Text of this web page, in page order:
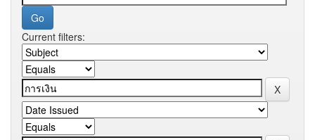
Current filters: